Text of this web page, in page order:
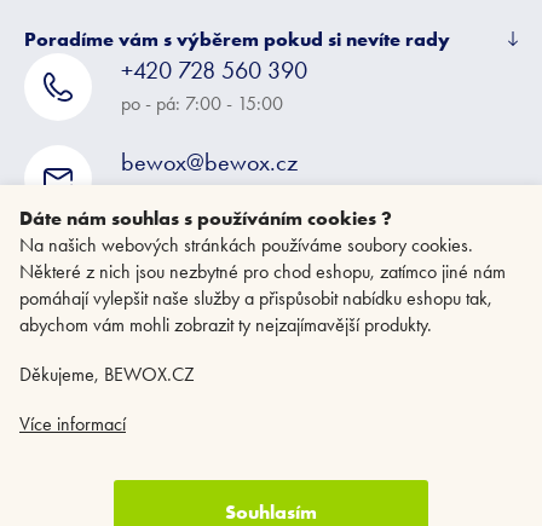
Dáte nám souhlas s používáním cookies ?
Na našich webových stránkách používáme soubory cookies.
Některé z nich jsou nezbytné pro chod eshopu, zatímco jiné nám
pomáhají vylepšit naše služby a přispůsobit nabídku eshopu tak,
abychom vám mohli zobrazit ty nejzajímavější produkty.
Děkujeme, BEWOX.CZ
Více informací
Souhlasím
Poradíme vám s výběrem pokud si nevíte rady
+420 728 560 390
po - pá: 7:00 - 15:00
bewox@bewox.cz